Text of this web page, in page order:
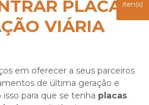
iten(s)
PLACAS
VIÁRIA
em oferecer a seus parceiros
de última geração e
para que se tenha placas